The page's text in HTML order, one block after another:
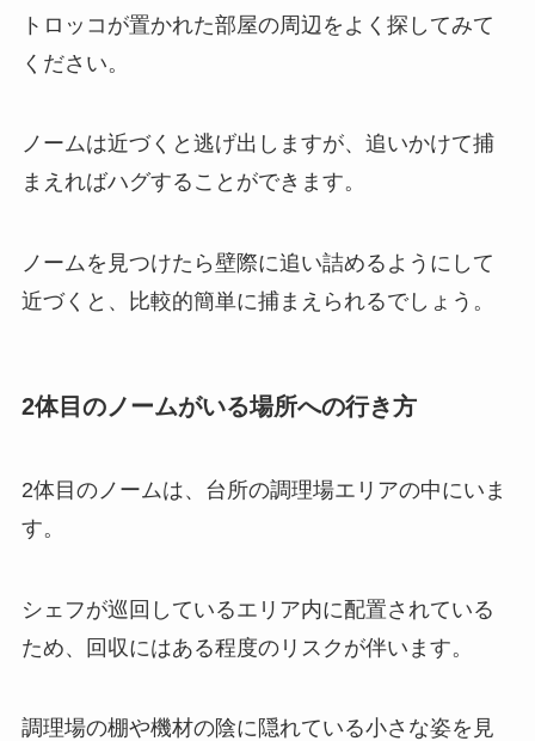
トロッコが置かれた部屋の周辺をよく探してみて
ください。
ノームは近づくと逃げ出しますが、追いかけて捕
まえればハグすることができます。
ノームを見つけたら壁際に追い詰めるようにして
近づくと、比較的簡単に捕まえられるでしょう。
2体目のノームがいる場所への行き方
2体目のノームは、台所の調理場エリアの中にいま
す。
シェフが巡回しているエリア内に配置されている
ため、回収にはある程度のリスクが伴います。
調理場の棚や機材の陰に隠れている小さな姿を見